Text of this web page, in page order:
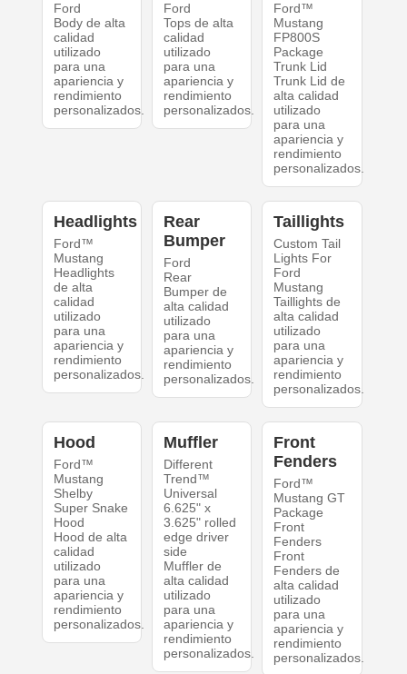
Ford
Body de alta
calidad
utilizado
para una
apariencia y
rendimiento
personalizados.
Ford
Tops de alta
calidad
utilizado
para una
apariencia y
rendimiento
personalizados.
Ford™
Mustang
FP800S
Package
Trunk Lid
Trunk Lid de
alta calidad
utilizado
para una
apariencia y
rendimiento
personalizados.
Headlights
Ford™
Mustang
Headlights
de alta
calidad
utilizado
para una
apariencia y
rendimiento
personalizados.
Rear
Bumper
Ford
Rear
Bumper de
alta calidad
utilizado
para una
apariencia y
rendimiento
personalizados.
Taillights
Custom Tail
Lights For
Ford
Mustang
Taillights de
alta calidad
utilizado
para una
apariencia y
rendimiento
personalizados.
Hood
Ford™
Mustang
Shelby
Super Snake
Hood
Hood de alta
calidad
utilizado
para una
apariencia y
rendimiento
personalizados.
Muffler
Different
Trend™
Universal
6.625" x
3.625" rolled
edge driver
side
Muffler de
alta calidad
utilizado
para una
apariencia y
rendimiento
personalizados.
Front
Fenders
Ford™
Mustang GT
Package
Front
Fenders
Front
Fenders de
alta calidad
utilizado
para una
apariencia y
rendimiento
personalizados.